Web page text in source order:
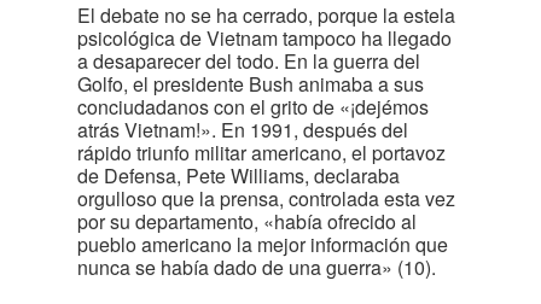
El debate no se ha cerrado, porque la estela
psicológica de Vietnam tampoco ha llegado
a desaparecer del todo. En la guerra del
Golfo, el presidente Bush animaba a sus
conciudadanos con el grito de «¡dejémos
atrás Vietnam!». En 1991, después del
rápido triunfo militar americano, el portavoz
de Defensa, Pete Williams, declaraba
orgulloso que la prensa, controlada esta vez
por su departamento, «había ofrecido al
pueblo americano la mejor información que
nunca se había dado de una guerra» (10).